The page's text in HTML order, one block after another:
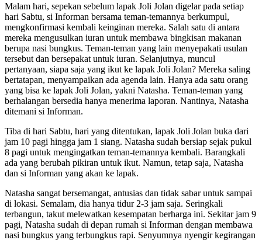
Malam hari, sepekan sebelum lapak Joli Jolan digelar pada setiap
hari Sabtu, si Informan bersama teman-temannya berkumpul,
mengkonfirmasi kembali keinginan mereka. Salah satu di antara
mereka mengusulkan iuran untuk membawa bingkisan makanan
berupa nasi bungkus. Teman-teman yang lain menyepakati usulan
tersebut dan bersepakat untuk iuran. Selanjutnya, muncul
pertanyaan, siapa saja yang ikut ke lapak Joli Jolan? Mereka saling
bertatapan, menyampaikan ada agenda lain. Hanya ada satu orang
yang bisa ke lapak Joli Jolan, yakni Natasha. Teman-teman yang
berhalangan bersedia hanya menerima laporan. Nantinya, Natasha
ditemani si Informan.
Tiba di hari Sabtu, hari yang ditentukan, lapak Joli Jolan buka dari
jam 10 pagi hingga jam 1 siang. Natasha sudah bersiap sejak pukul
8 pagi untuk mengingatkan teman-temannya kembali. Barangkali
ada yang berubah pikiran untuk ikut. Namun, tetap saja, Natasha
dan si Informan yang akan ke lapak.
Natasha sangat bersemangat, antusias dan tidak sabar untuk sampai
di lokasi. Semalam, dia hanya tidur 2-3 jam saja. Seringkali
terbangun, takut melewatkan kesempatan berharga ini. Sekitar jam 9
pagi, Natasha sudah di depan rumah si Informan dengan membawa
nasi bungkus yang terbungkus rapi. Senyumnya nyengir kegirangan